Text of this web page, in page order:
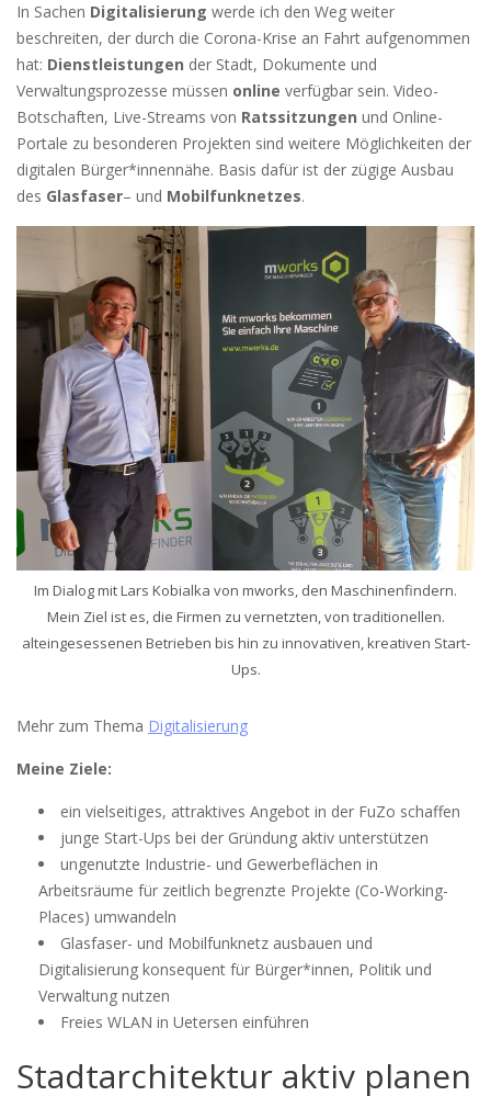
In Sachen Digitalisierung werde ich den Weg weiter
beschreiten, der durch die Corona-Krise an Fahrt aufgenommen
hat: Dienstleistungen der Stadt, Dokumente und
Verwaltungsprozesse müssen online verfügbar sein. Video-
Botschaften, Live-Streams von Ratssitzungen und Online-
Portale zu besonderen Projekten sind weitere Möglichkeiten der
digitalen Bürger*innennähe. Basis dafür ist der zügige Ausbau
des Glasfaser– und Mobilfunknetzes.
Im Dialog mit Lars Kobialka von mworks, den Maschinenfindern.
Mein Ziel ist es, die Firmen zu vernetzten, von traditionellen.
alteingesessenen Betrieben bis hin zu innovativen, kreativen Start-
Ups.
Mehr zum Thema Digitalisierung
Meine Ziele:
ein vielseitiges, attraktives Angebot in der FuZo schaffen
junge Start-Ups bei der Gründung aktiv unterstützen
ungenutzte Industrie- und Gewerbeflächen in
Arbeitsräume für zeitlich begrenzte Projekte (Co-Working-
Places) umwandeln
Glasfaser- und Mobilfunknetz ausbauen und
Digitalisierung konsequent für Bürger*innen, Politik und
Verwaltung nutzen
Freies WLAN in Uetersen einführen
Stadtarchitektur aktiv planen